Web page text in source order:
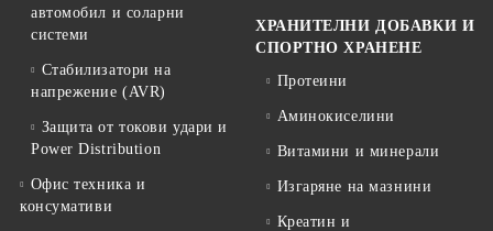
автомобил и соларни
системи
Стабилизатори на
напрежение (AVR)
Защита от токови удари и
Power Distribution
Офис техника и
консумативи
ХРАНИТЕЛНИ ДОБАВКИ И
СПОРТНО ХРАНЕНЕ
Протеини
Аминокиселини
Витамини и минерали
Изгаряне на мазнини
Креатин и